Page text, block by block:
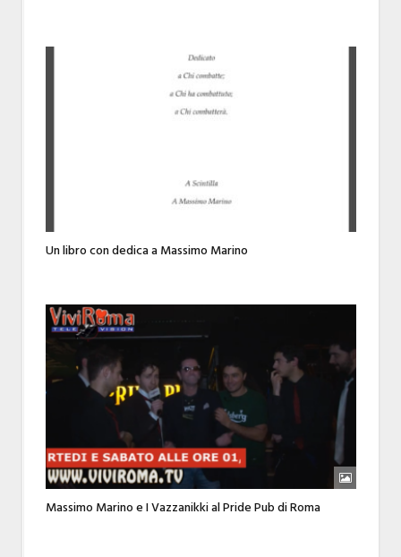
Un libro con dedica a Massimo Marino
Massimo Marino e I Vazzanikki al Pride Pub di Roma